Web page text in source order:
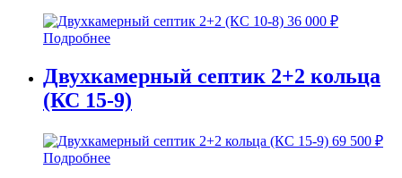
36 000 ₽
Подробнее
Двухкамерный септик 2+2 кольца
(КС 15-9)
69 500 ₽
Подробнее